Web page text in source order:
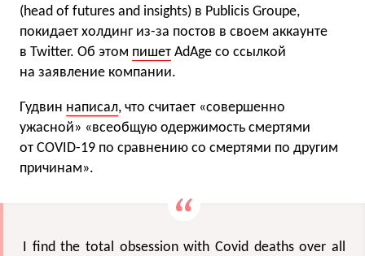
(head of futures and insights) в Publicis Groupe,
покидает холдинг из-за постов в своем аккаунте
в Twitter. Об этом пишет AdAge со ссылкой
на заявление компании.
Гудвин написал, что считает «совершенно
ужасной» «всеобщую одержимость смертями
от COVID-19 по сравнению со смертями по другим
причинам».
I find the total obsession with Covid deaths over all